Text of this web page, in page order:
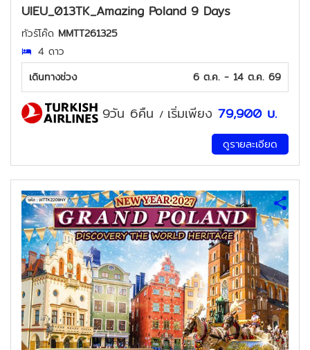
UIEU_013TK_Amazing Poland 9 Days
ทัวร์โค๊ด MMTT261325
4 ดาว
เดินทางช่วง
6 ต.ค. - 14 ต.ค. 69
9วัน 6คืน / เริ่มเพียง 79,900 บ.
ดูรายละเอียด